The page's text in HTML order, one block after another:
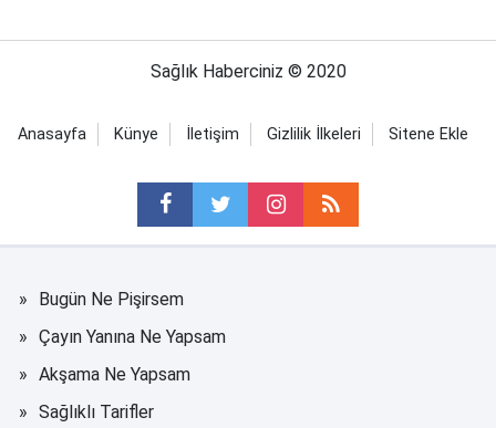
Sağlık Haberciniz © 2020
Anasayfa Künye İletişim Gizlilik İlkeleri Sitene Ekle
Bugün Ne Pişirsem
Çayın Yanına Ne Yapsam
Akşama Ne Yapsam
Sağlıklı Tarifler